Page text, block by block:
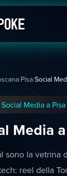
/Pisa/Social
Social Media a Pisa
Media a
sono la vetrina
reel della